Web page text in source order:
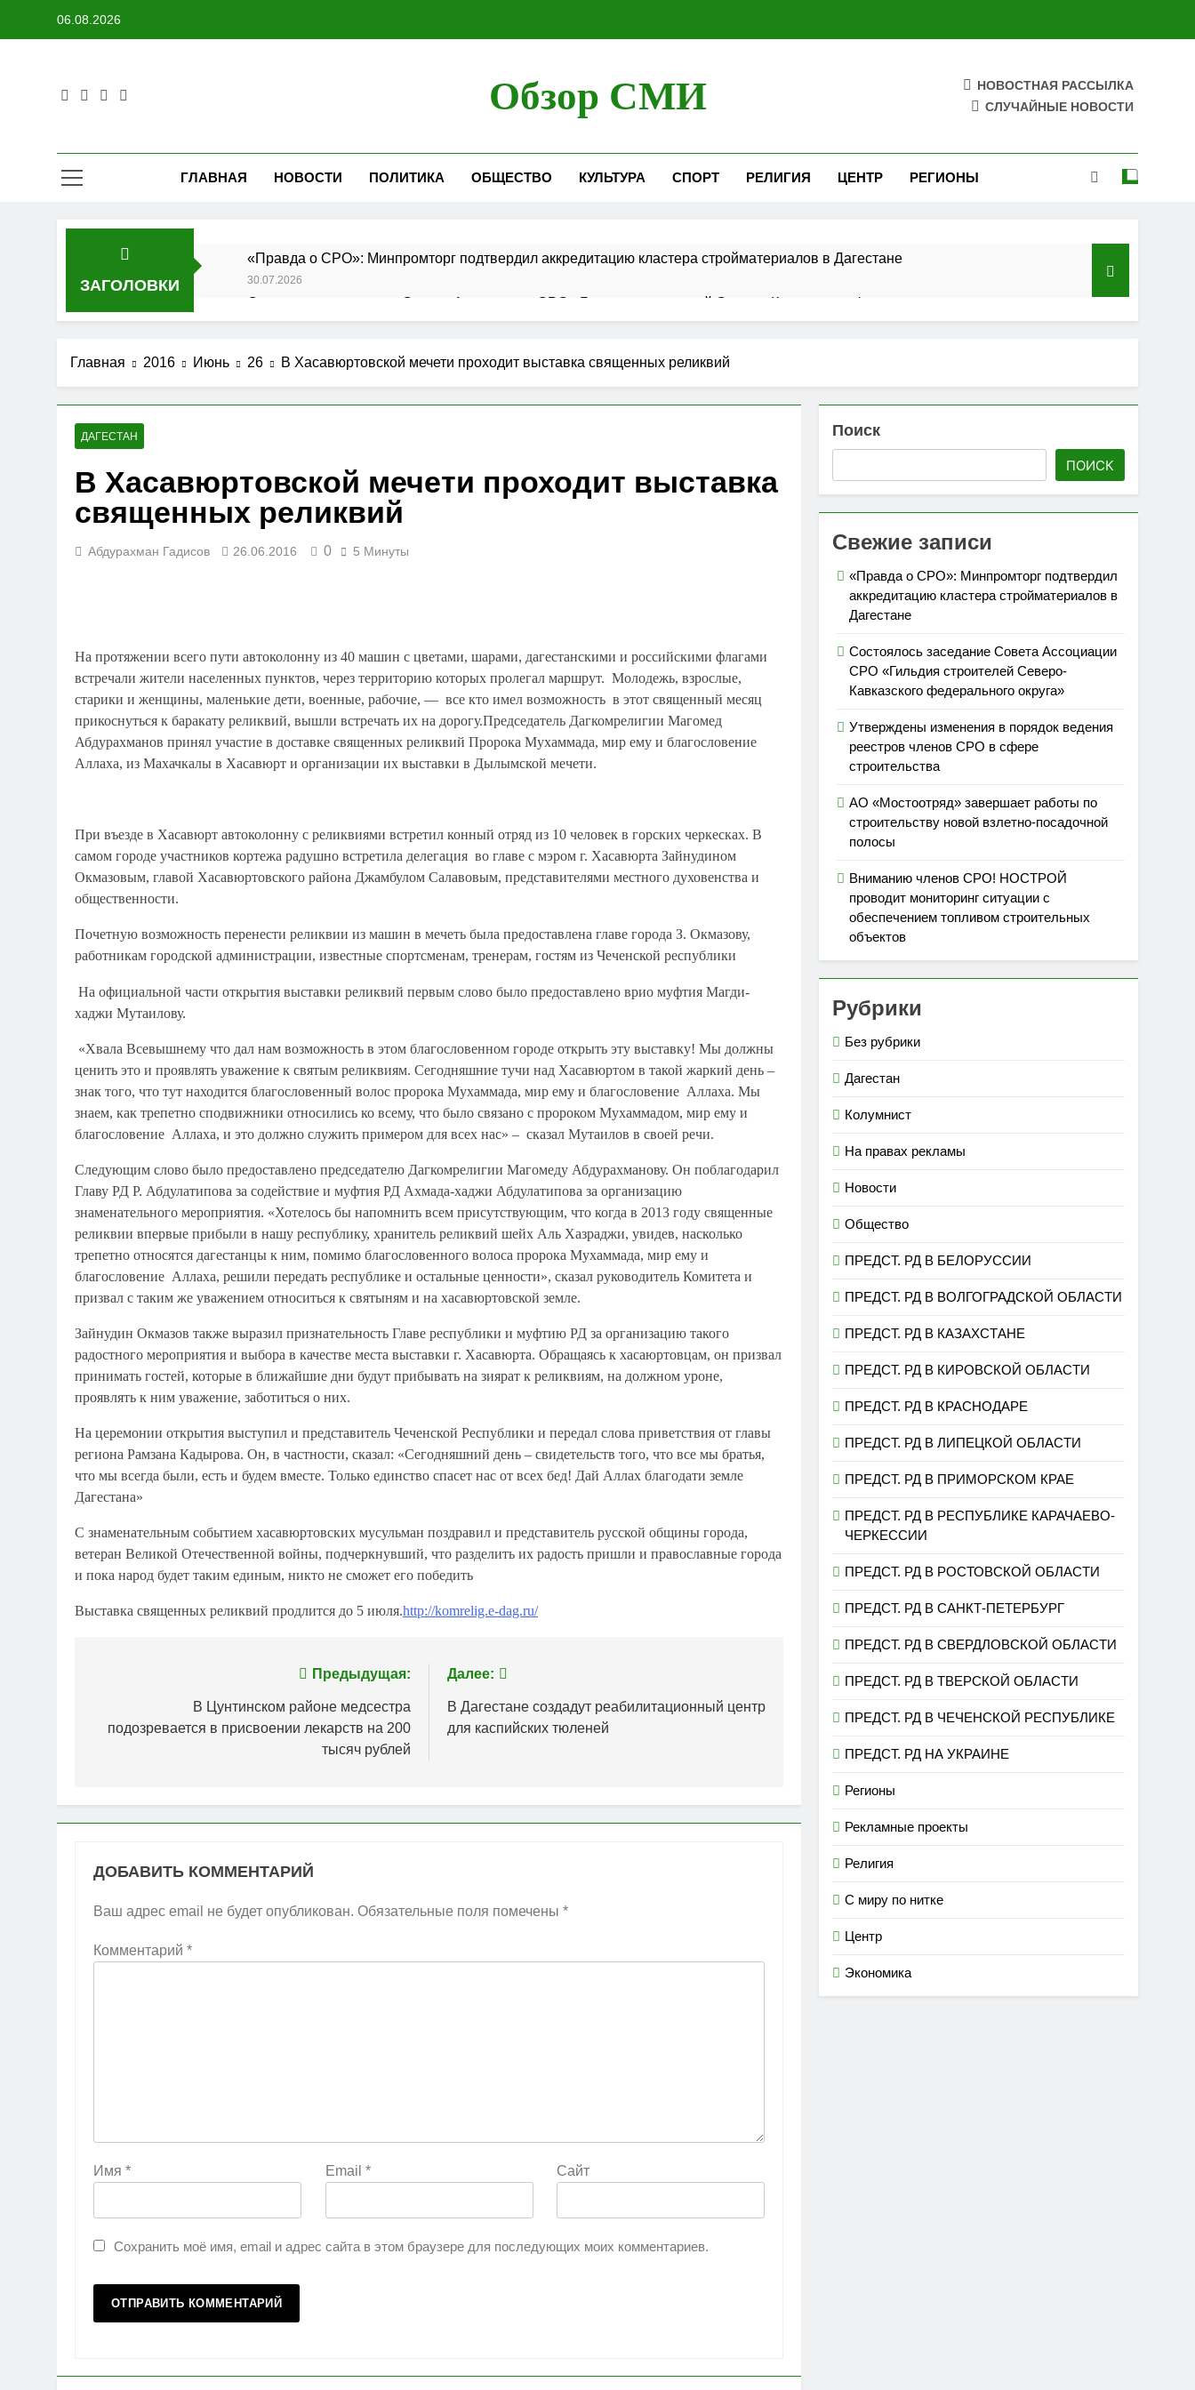
06.08.2026
Обзор СМИ
НОВОСТНАЯ РАССЫЛКА
СЛУЧАЙНЫЕ НОВОСТИ
ГЛАВНАЯ НОВОСТИ ПОЛИТИКА ОБЩЕСТВО КУЛЬТУРА СПОРТ РЕЛИГИЯ ЦЕНТР РЕГИОНЫ
ЗАГОЛОВКИ
«Правда о СРО»: Минпромторг подтвердил аккредитацию кластера стройматериалов в Дагестане
30.07.2026
Состоялось заседание Совета Ассоциации СРО «Гильдия строителей Северо-Кавказского федерального округа»
27.07.2026
25.07.2026
АО «Мостоотряд» завершает работы по строительству новой взлетно-посадочной полосы
Вниманию членов СРО! НОСТРОЙ проводит мониторинг ситуации с обеспечением топливом строительных объектов
Для детей открыли набор групп по направлениям «Я-ИЖЕНЕР» и «Я-ДИЗАЙНЕР»
Главная 2016 Июнь 26 В Хасавюртовской мечети проходит выставка священных реликвий
ДАГЕСТАН
В Хасавюртовской мечети проходит выставка
священных реликвий
Абдурахман Гадисов 26.06.2016 0 5 Минуты
На протяжении всего пути автоколонну из 40 машин с цветами, шарами, дагестанскими и российскими флагами
встречали жители населенных пунктов, через территорию которых пролегал маршрут. Молодежь, взрослые,
старики и женщины, маленькие дети, военные, рабочие, — все кто имел возможность в этот священный месяц
прикоснуться к баракату реликвий, вышли встречать их на дорогу.Председатель Дагкомрелигии Магомед
Абдурахманов принял участие в доставке священных реликвий Пророка Мухаммада, мир ему и благословение
Аллаха, из Махачкалы в Хасавюрт и организации их выставки в Дылымской мечети.
При въезде в Хасавюрт автоколонну с реликвиями встретил конный отряд из 10 человек в горских черкесках. В
самом городе участников кортежа радушно встретила делегация во главе с мэром г. Хасавюрта Зайнудином
Окмазовым, главой Хасавюртовского района Джамбулом Салавовым, представителями местного духовенства и
общественности.
Почетную возможность перенести реликвии из машин в мечеть была предоставлена главе города З. Окмазову,
работникам городской администрации, известные спортсменам, тренерам, гостям из Чеченской республики
На официальной части открытия выставки реликвий первым слово было предоставлено врио муфтия Магди-
хаджи Мутаилову.
«Хвала Всевышнему что дал нам возможность в этом благословенном городе открыть эту выставку! Мы должны
ценить это и проявлять уважение к святым реликвиям. Сегодняшние тучи над Хасавюртом в такой жаркий день –
знак того, что тут находится благословенный волос пророка Мухаммада, мир ему и благословение Аллаха. Мы
знаем, как трепетно сподвижники относились ко всему, что было связано с пророком Мухаммадом, мир ему и
благословение Аллаха, и это должно служить примером для всех нас» – сказал Мутаилов в своей речи.
Следующим слово было предоставлено председателю Дагкомрелигии Магомеду Абдурахманову. Он поблагодарил
Главу РД Р. Абдулатипова за содействие и муфтия РД Ахмада-хаджи Абдулатипова за организацию
знаменательного мероприятия. «Хотелось бы напомнить всем присутствующим, что когда в 2013 году священные
реликвии впервые прибыли в нашу республику, хранитель реликвий шейх Аль Хазраджи, увидев, насколько
трепетно относятся дагестанцы к ним, помимо благословенного волоса пророка Мухаммада, мир ему и
благословение Аллаха, решили передать республике и остальные ценности», сказал руководитель Комитета и
призвал с таким же уважением относиться к святыням и на хасавюртовской земле.
Зайнудин Окмазов также выразил признательность Главе республики и муфтию РД за организацию такого
радостного мероприятия и выбора в качестве места выставки г. Хасавюрта. Обращаясь к хасаюртовцам, он призвал
принимать гостей, которые в ближайшие дни будут прибывать на зиярат к реликвиям, на должном уроне,
проявлять к ним уважение, заботиться о них.
На церемонии открытия выступил и представитель Чеченской Республики и передал слова приветствия от главы
региона Рамзана Кадырова. Он, в частности, сказал: «Сегодняшний день – свидетельств того, что все мы братья,
что мы всегда были, есть и будем вместе. Только единство спасет нас от всех бед! Дай Аллах благодати земле
Дагестана»
С знаменательным событием хасавюртовских мусульман поздравил и представитель русской общины города,
ветеран Великой Отечественной войны, подчеркнувший, что разделить их радость пришли и православные города
и пока народ будет таким единым, никто не сможет его победить
Выставка священных реликвий продлится до 5 июля.http://komrelig.e-dag.ru/
записям
Предыдущая:
В Цунтинском районе медсестра
подозревается в присвоении лекарств на 200
тысяч рублей
Далее:
В Дагестане создадут реабилитационный центр
для каспийских тюленей
ДОБАВИТЬ КОММЕНТАРИЙ
Ваш адрес email не будет опубликован. Обязательные поля помечены *
Комментарий *
Имя * Email * Сайт
Сохранить моё имя, email и адрес сайта в этом браузере для последующих моих комментариев.
Поиск
ПОИСК
Свежие записи
«Правда о СРО»: Минпромторг подтвердил
аккредитацию кластера стройматериалов в
Дагестане
Состоялось заседание Совета Ассоциации
СРО «Гильдия строителей Северо-
Кавказского федерального округа»
Утверждены изменения в порядок ведения
реестров членов СРО в сфере
строительства
АО «Мостоотряд» завершает работы по
строительству новой взлетно-посадочной
полосы
Вниманию членов СРО! НОСТРОЙ
проводит мониторинг ситуации с
обеспечением топливом строительных
объектов
Рубрики
Без рубрики
Дагестан
Колумнист
На правах рекламы
Новости
Общество
ПРЕДСТ. РД В БЕЛОРУССИИ
ПРЕДСТ. РД В ВОЛГОГРАДСКОЙ ОБЛАСТИ
ПРЕДСТ. РД В КАЗАХСТАНЕ
ПРЕДСТ. РД В КИРОВСКОЙ ОБЛАСТИ
ПРЕДСТ. РД В КРАСНОДАРЕ
ПРЕДСТ. РД В ЛИПЕЦКОЙ ОБЛАСТИ
ПРЕДСТ. РД В ПРИМОРСКОМ КРАЕ
ПРЕДСТ. РД В РЕСПУБЛИКЕ КАРАЧАЕВО-
ЧЕРКЕССИИ
ПРЕДСТ. РД В РОСТОВСКОЙ ОБЛАСТИ
ПРЕДСТ. РД В САНКТ-ПЕТЕРБУРГ
ПРЕДСТ. РД В СВЕРДЛОВСКОЙ ОБЛАСТИ
ПРЕДСТ. РД В ТВЕРСКОЙ ОБЛАСТИ
ПРЕДСТ. РД В ЧЕЧЕНСКОЙ РЕСПУБЛИКЕ
ПРЕДСТ. РД НА УКРАИНЕ
Регионы
Рекламные проекты
Религия
С миру по нитке
Центр
Экономика